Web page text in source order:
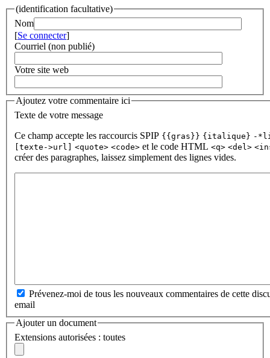
(identification facultative)
Nom
[Se connecter]
Courriel (non publié)
Votre site web
Ajoutez votre commentaire ici
Texte de votre message
Ce champ accepte les raccourcis SPIP {{gras}} {italique} -
[texte->url]
<quote> <code> et le code HTML <q> <del>
créer des paragraphes, laissez simplement des lignes vides.
Prévenez-moi de tous les nouveaux commentaires de cette
email
Ajouter un document
Extensions autorisées : toutes